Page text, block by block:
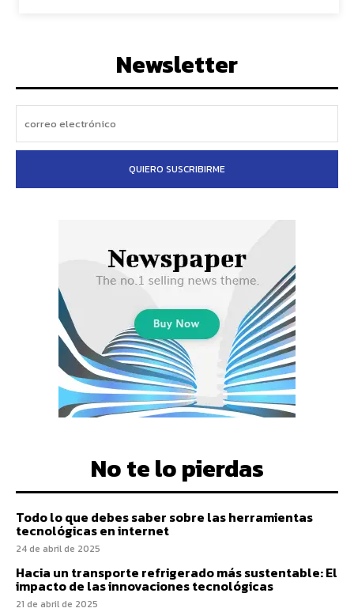
Newsletter
QUIERO SUSCRIBIRME
No te lo pierdas
Todo lo que debes saber sobre las herramientas
tecnológicas en internet
24 de abril de 2025
Hacia un transporte refrigerado más sustentable: El
impacto de las innovaciones tecnológicas
21 de abril de 2025